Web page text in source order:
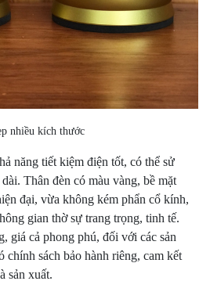
nhiều kích thước
năng tiết kiệm điện tốt, có thể sử
Thân đèn có màu vàng, bề mặt
đại, vừa không kém phẩn cổ kính,
gian thờ sự trang trọng, tinh tế.
giá cả phong phú, đối với các sản
chính sách bảo hành riêng, cam kết
sản xuất.